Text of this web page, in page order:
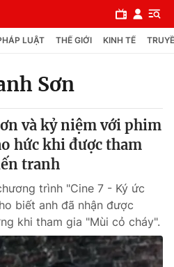
LUẬT THẾ GIỚI KINH TẾ
Sơn
và kỷ niệm với phim
hức khi được tham
tranh
trình "Cine 7 - Ký ức
biết anh đã nhận được
khi tham gia "Mùi cỏ cháy".